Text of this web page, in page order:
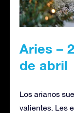
Aries –
de abril
Los arianos
valientes. Les